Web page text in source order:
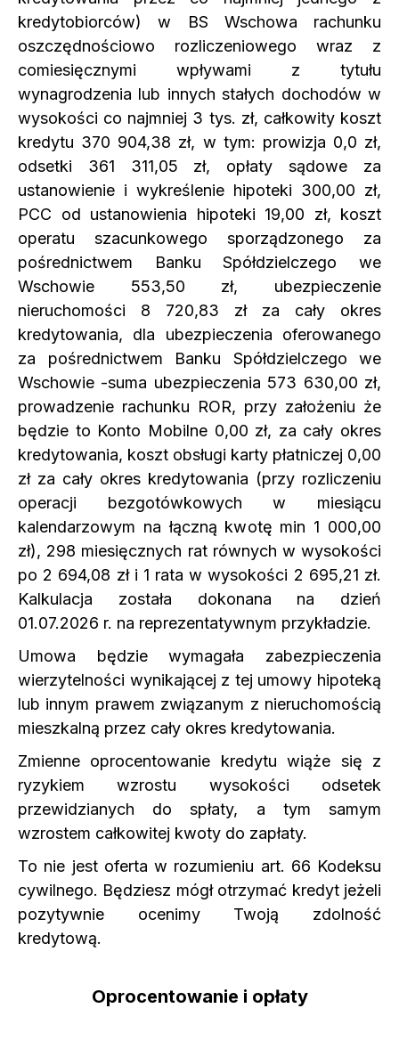
kredytobiorców) w BS Wschowa rachunku
oszczędnościowo rozliczeniowego wraz z
comiesięcznymi wpływami z tytułu
wynagrodzenia lub innych stałych dochodów w
wysokości co najmniej 3 tys. zł, całkowity koszt
kredytu 370 904,38 zł, w tym: prowizja 0,0 zł,
odsetki 361 311,05 zł, opłaty sądowe za
ustanowienie i wykreślenie hipoteki 300,00 zł,
PCC od ustanowienia hipoteki 19,00 zł, koszt
operatu szacunkowego sporządzonego za
pośrednictwem Banku Spółdzielczego we
Wschowie 553,50 zł, ubezpieczenie
nieruchomości 8 720,83 zł za cały okres
kredytowania, dla ubezpieczenia oferowanego
za pośrednictwem Banku Spółdzielczego we
Wschowie -suma ubezpieczenia 573 630,00 zł,
prowadzenie rachunku ROR, przy założeniu że
będzie to Konto Mobilne 0,00 zł, za cały okres
kredytowania, koszt obsługi karty płatniczej 0,00
zł za cały okres kredytowania (przy rozliczeniu
operacji bezgotówkowych w miesiącu
kalendarzowym na łączną kwotę min 1 000,00
zł), 298 miesięcznych rat równych w wysokości
po 2 694,08 zł i 1 rata w wysokości 2 695,21 zł.
Kalkulacja została dokonana na dzień
01.07.2026 r. na reprezentatywnym przykładzie.
Umowa będzie wymagała zabezpieczenia
wierzytelności wynikającej z tej umowy hipoteką
lub innym prawem związanym z nieruchomością
mieszkalną przez cały okres kredytowania.
Zmienne oprocentowanie kredytu wiąże się z
ryzykiem wzrostu wysokości odsetek
przewidzianych do spłaty, a tym samym
wzrostem całkowitej kwoty do zapłaty.
To nie jest oferta w rozumieniu art. 66 Kodeksu
cywilnego. Będziesz mógł otrzymać kredyt jeżeli
pozytywnie ocenimy Twoją zdolność
kredytową.
Oprocentowanie i opłaty